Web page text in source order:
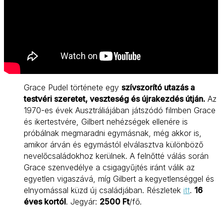
Grace Pudel története egy szívszorító utazás a
testvéri szeretet, veszteség és újrakezdés útján. Az
1970-es évek Ausztráliájában játszódó filmben Grace
és ikertestvére, Gilbert nehézségek ellenére is
próbálnak megmaradni egymásnak, még akkor is,
amikor árván és egymástól elválasztva különböző
nevelőcsaládokhoz kerülnek. A felnőtté válás során
Grace szenvedélye a csigagyűjtés iránt válik az
egyetlen vigaszává, míg Gilbert a kegyetlenséggel és
elnyomással küzd új családjában. Részletek itt. 16
éves kortól. Jegyár: 2500 Ft/fő.